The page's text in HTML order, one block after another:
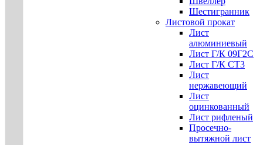
Шестигранник
Листовой прокат
Лист
алюминиевый
Лист Г/К 09Г2С
Лист Г/К СТ3
Лист
нержавеющий
Лист
оцинкованный
Лист рифленый
Просечно-
вытяжной лист